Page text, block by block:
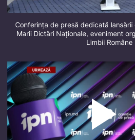
Conferința de presă dedicată
Marii Dictări Naționale, eveniment
Limbii Române